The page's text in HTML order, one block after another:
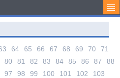
64 65 66 67 68 69 70
71
80 81 82 83 84 85 86 87
88
97 98 99 100 101 102
103